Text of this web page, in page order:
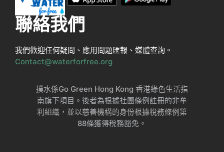
聯絡我們
我們歡迎任何疑問、應用問題匯報、媒體查詢。
Contact@waterforfree.org
撲水係Go Green Hong Kong 香港綠色生活指
南旗下項目。後者為根據社團條例註冊的非牟
利組織，並以慈善機構的身份根據稅務條例第
88條獲得稅務豁免。